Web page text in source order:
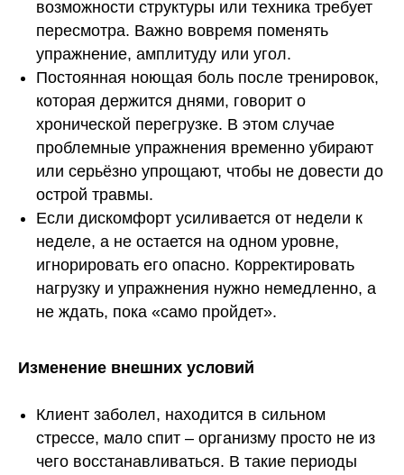
возможности структуры или техника требует
пересмотра. Важно вовремя поменять
упражнение, амплитуду или угол.
Постоянная ноющая боль после тренировок,
которая держится днями, говорит о
хронической перегрузке. В этом случае
проблемные упражнения временно убирают
или серьёзно упрощают, чтобы не довести до
острой травмы.
Если дискомфорт усиливается от недели к
неделе, а не остается на одном уровне,
игнорировать его опасно. Корректировать
нагрузку и упражнения нужно немедленно, а
не ждать, пока «само пройдет».
Изменение внешних условий
Клиент заболел, находится в сильном
стрессе, мало спит – организму просто не из
чего восстанавливаться. В такие периоды